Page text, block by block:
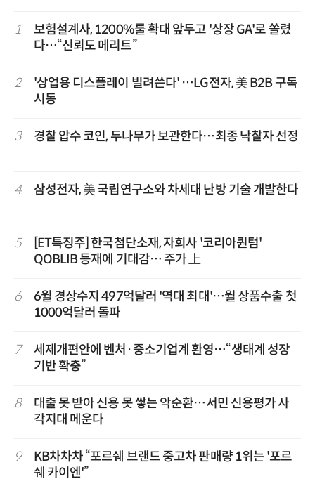
1
보험설계사, 1200%룰 확대 앞두고 '상장 GA'로 쏠렸
다…“신뢰도 메리트”
2
'상업용 디스플레이 빌려쓴다' …LG전자, 美 B2B 구독
시동
3 경찰 압수 코인, 두나무가 보관한다…최종 낙찰자 선정
4 삼성전자, 美 국립연구소와 차세대 난방 기술 개발한다
5
[ET특징주] 한국첨단소재, 자회사 '코리아퀀텀'
QOBLIB 등재에 기대감… 주가 上
6
6월 경상수지 497억달러 '역대 최대'…월 상품수출 첫
1000억달러 돌파
7
세제개편안에 벤처·중소기업계 환영…“생태계 성장
기반 확충”
8
대출 못 받아 신용 못 쌓는 악순환…서민 신용평가 사
각지대 메운다
9
KB차차차 “포르쉐 브랜드 중고차 판매량 1위는 '포르
쉐 카이엔'”